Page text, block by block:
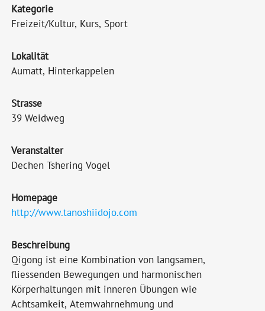
Kategorie
Freizeit/Kultur, Kurs, Sport
Lokalität
Aumatt, Hinterkappelen
Strasse
39 Weidweg
Veranstalter
Dechen Tshering Vogel
Homepage
http://www.tanoshiidojo.com
Beschreibung
Qigong ist eine Kombination von langsamen,
fliessenden Bewegungen und harmonischen
Körperhaltungen mit inneren Übungen wie
Achtsamkeit, Atemwahrnehmung und